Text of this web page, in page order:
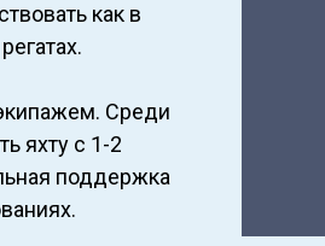
как в
Среди
яхту с 1-2
поддержка